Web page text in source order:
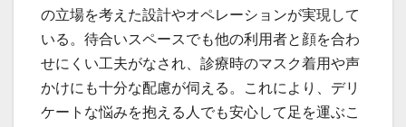
の立場を考えた設計やオペレーションが実現して
いる。待合いスペースでも他の利用者と顔を合わ
せにくい工夫がなされ、診療時のマスク着用や声
かけにも十分な配慮が伺える。これにより、デリ
ケートな悩みを抱える人でも安心して足を運ぶこ